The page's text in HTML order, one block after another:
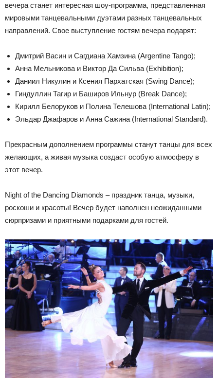
вечера станет интересная шоу-программа, представленная
мировыми танцевальными дуэтами разных танцевальных
направлений. Свое выступление гостям вечера подарят:
Дмитрий Васин и Сагдиана Хамзина (Argentine Tango);
Анна Мельникова и Виктор Да Сильва (Exhibition);
Даниил Никулин и Ксения Пархатская (Swing Dance);
Гиндуллин Тагир и Баширов Ильнур (Break Dance);
Кирилл Белоруков и Полина Телешова (International Latin);
Эльдар Джафаров и Анна Сажина (International Standard).
Прекрасным дополнением программы станут танцы для всех
желающих, а живая музыка создаст особую атмосферу в
этот вечер.
Night of the Dancing Diamonds – праздник танца, музыки,
роскоши и красоты! Вечер будет наполнен неожиданными
сюрпризами и приятными подарками для гостей.